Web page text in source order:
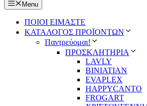
Menu
ΠΟΙΟΙ ΕΙΜΑΣΤΕ
ΚΑΤΑΛΟΓΟΣ ΠΡΟΪΟΝΤΩΝ
Παντρεύομαι!
ΠΡΟΣΚΛΗΤΗΡΙΑ
LAVLY
BINIATIAN
EVAPLEX
HAPPYCANTO
FROGART